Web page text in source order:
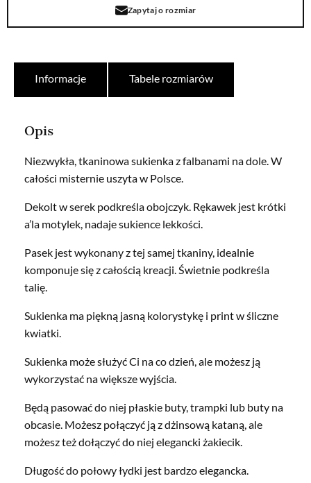
Zapytaj o rozmiar
Informacje Tabele rozmiarów
Opis
Niezwykła, tkaninowa sukienka z falbanami na dole. W
całości misternie uszyta w Polsce.
Dekolt w serek podkreśla obojczyk. Rękawek jest krótki
a’la motylek, nadaje sukience lekkości.
Pasek jest wykonany z tej samej tkaniny, idealnie
komponuje się z całością kreacji. Świetnie podkreśla
talię.
Sukienka ma piękną jasną kolorystykę i print w śliczne
kwiatki.
Sukienka może służyć Ci na co dzień, ale możesz ją
wykorzystać na większe wyjścia.
Będą pasować do niej płaskie buty, trampki lub buty na
obcasie. Możesz połączyć ją z dżinsową kataną, ale
możesz też dołączyć do niej elegancki żakiecik.
Długość do połowy łydki jest bardzo elegancka.